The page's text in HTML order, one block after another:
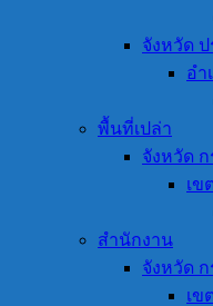
จังหวัด
อำ
พื้นที่เปล่า
จังหวัด
เข
สำนักงาน
จังหวัด
เข